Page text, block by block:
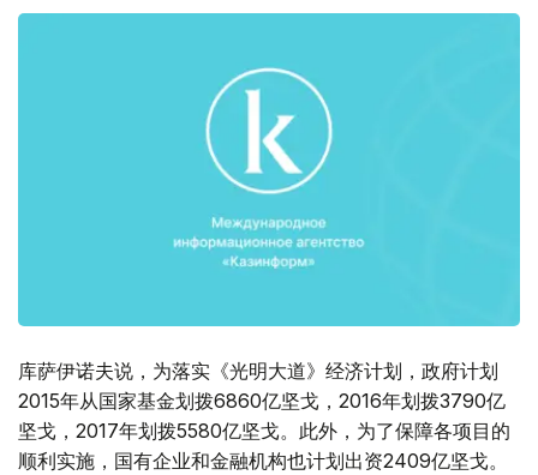
库萨伊诺夫说，为落实《光明大道》经济计划，政府计划
2015年从国家基金划拨6860亿坚戈，2016年划拨3790亿
坚戈，2017年划拨5580亿坚戈。此外，为了保障各项目的
顺利实施，国有企业和金融机构也计划出资2409亿坚戈。